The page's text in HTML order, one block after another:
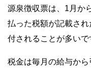
源泉徴収票は、1月か
払った税額が記載さ
付されることが多いで
税金は毎月の給与か